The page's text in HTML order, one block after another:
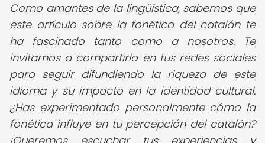
Como amantes de la lingüística, sabemos que
este artículo sobre la fonética del catalán te
ha fascinado tanto como a nosotros. Te
invitamos a compartirlo en tus redes sociales
para seguir difundiendo la riqueza de este
idioma y su impacto en la identidad cultural.
¿Has experimentado personalmente cómo la
fonética influye en tu percepción del catalán?